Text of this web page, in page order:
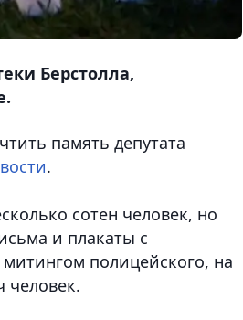
Берстолла,
память депутата
.
сотен человек, но
и плакаты с
полицейского, на
человек.